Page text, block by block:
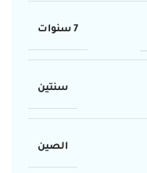
7 سنوات
سنتين
الصين